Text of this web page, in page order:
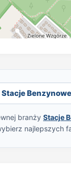
Stacje
branży Stacje
najlepszych